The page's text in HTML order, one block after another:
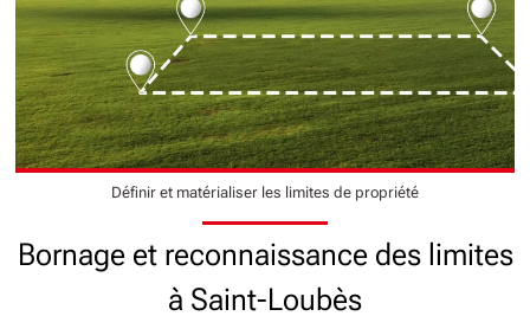
Définir et matérialiser les limites de propriété
Bornage et reconnaissance des limites
à Saint-Loubès